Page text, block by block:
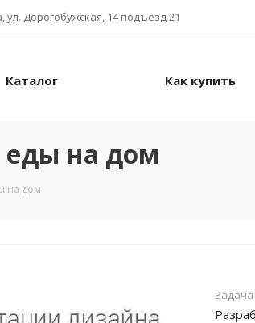
ул. Дорогобужская, 14 подъезд 21
Каталог Как купить
еды на дом
на дом
Задача